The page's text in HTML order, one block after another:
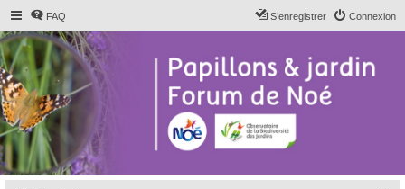
FAQ Connexion
S’enregistrer